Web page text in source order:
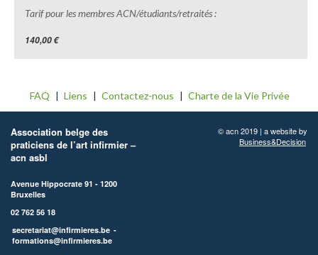
Tarif pour les membres ACN/étudiants/retraités :
140,00 €
FAQ Liens Contactez-nous Charte de la Vie Privée
Association belge des
praticiens de l’art infirmier –
acn asbl
Avenue Hippocrate 91 - 1200
Bruxelles
02 762 56 18
secretariat@infirmieres.be -
formations@infirmieres.be
© acn 2019 | a website by
Business&Decision